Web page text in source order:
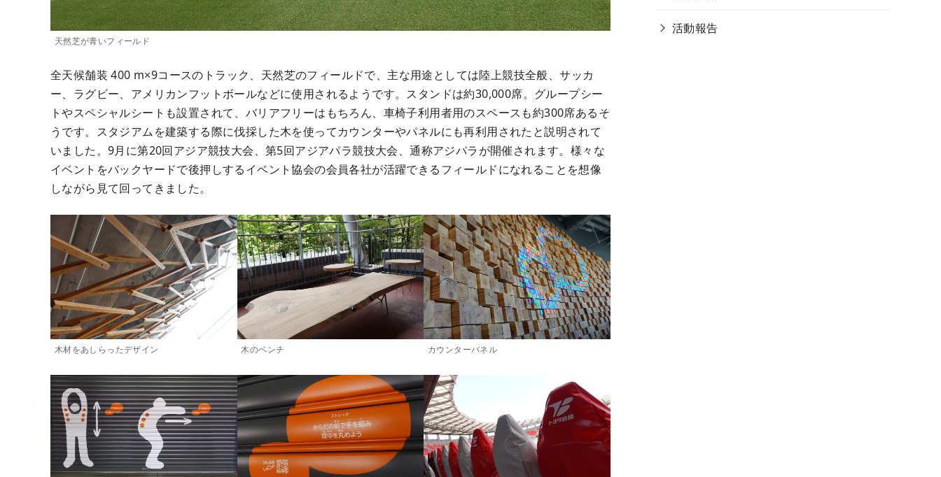
天然芝が青いフィールド
全天候舗装 400 m×9コースのトラック、天然芝のフィールドで、主な用途としては陸上競技全般、サッカ
ー、ラグビー、アメリカンフットボールなどに使用されるようです。スタンドは約30,000席。グループシー
トやスペシャルシートも設置されて、バリアフリーはもちろん、車椅子利用者用のスペースも約300席あるそ
うです。スタジアムを建築する際に伐採した木を使ってカウンターやパネルにも再利用されたと説明されて
いました。9月に第20回アジア競技大会、第5回アジアパラ競技大会、通称アジパラが開催されます。様々な
イベントをバックヤードで後押しするイベント協会の会員各社が活躍できるフィールドになれることを想像
しながら見て回ってきました。
木材をあしらったデザイン 木のベンチ カウンターパネル
活動報告